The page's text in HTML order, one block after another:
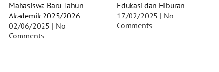
Mahasiswa Baru Tahun
Akademik 2025/2026
02/06/2025
No
Comments
Edukasi dan Hiburan
17/02/2025
No
Comments